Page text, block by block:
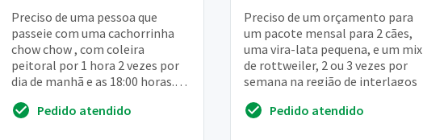
Preciso de uma pessoa que
passeie com uma cachorrinha
chow chow , com coleira
peitoral por 1 hora 2 vezes por
dia de manhã e as 18:00 horas.
copacabana perto da...
Pedido atendido
Preciso de um orçamento para
um pacote mensal para 2 cães,
uma vira-lata pequena, e um mix
de rottweiler, 2 ou 3 vezes por
semana na região de interlagos
Pedido atendido